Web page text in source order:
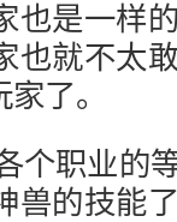
也是一样
也就不太
了。
职业的
兽的技能